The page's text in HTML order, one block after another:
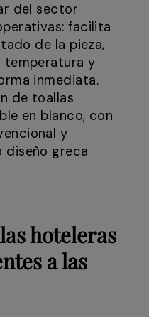
del sector
facilita
de la pieza,
temperatura y
inmediata.
de toallas
en blanco, con
y
diseño greca
hoteleras
a las